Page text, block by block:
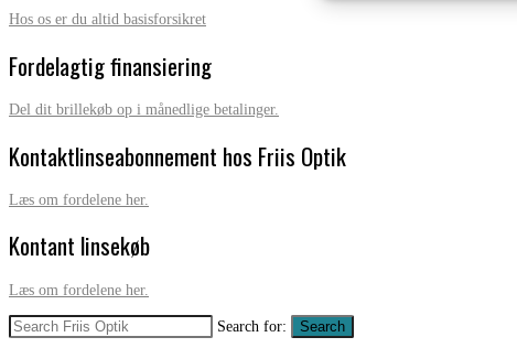
Hos os er du altid basisforsikret
Fordelagtig finansiering
Del dit brillekøb op i månedlige betalinger.
Kontaktlinseabonnement hos Friis Optik
Læs om fordelene her.
Kontant linsekøb
Læs om fordelene her.
Search for: Search